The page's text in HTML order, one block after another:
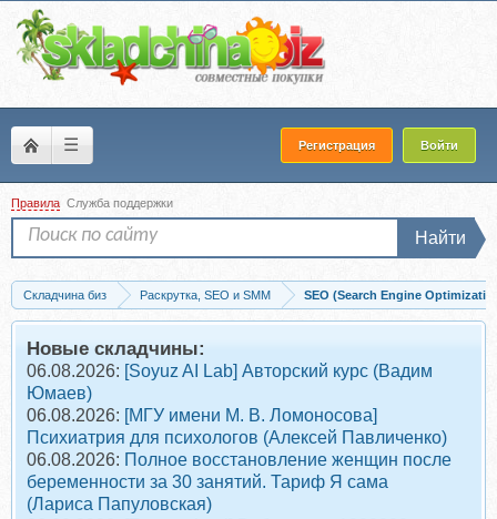
☰ Регистрация Войти
Правила Служба поддержки
Найти
Складчина биз Раскрутка, SEO и SMM
SEO (Search Engine
Скачать Видеокурс по созданию приложений без программирования (Алексей
Новые складчины:
06.08.2026: [Soyuz AI Lab] Авторский курс (Вадим
Юмаев)
06.08.2026: [МГУ имени М. В. Ломоносова]
Психиатрия для психологов (Алексей Павличенко)
06.08.2026: Полное восстановление женщин после
беременности за 30 занятий. Тариф Я сама
(Лариса Папуловская)